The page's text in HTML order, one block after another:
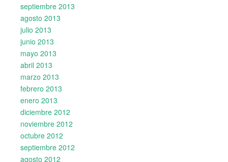
septiembre 2013
agosto 2013
julio 2013
junio 2013
mayo 2013
abril 2013
marzo 2013
febrero 2013
enero 2013
diciembre 2012
noviembre 2012
octubre 2012
septiembre 2012
agosto 2012